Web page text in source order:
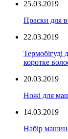
25.03.2019
Праски для
22.03.2019
коротке
20.03.2019
Ножі для
14.03.2019
Набір